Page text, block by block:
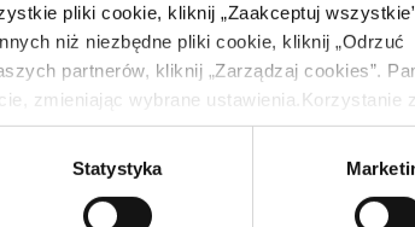
pliki cookie, kliknij „Zaakceptuj
niż niezbędne pliki cookie, kliknij „Odrzuć
partnerów, kliknij „Zarządzaj cookies”.
zmieniając wybrane ustawienia.Korzystanie
Twoich danych osobowych.
siedzibą w Komornikach (62-052) przy ul.
nasi partnerzy. Więcej informacji o
Twoich danych osobowych, w tym o
Statystyka
farsz do roladek: selera obrać i pokroić w kostkę,
i sok z granatu oraz pieprz. Delikatnie mieszać od
do zrumienienia. Pierś rozbić na cienkie płaty.
posypać pestkami dyni i zwinąć w roladkę, spiąć
delikatnie wyciągnąć. Podawać z makaronem i